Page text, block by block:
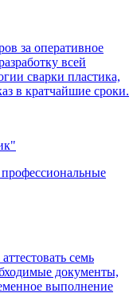
за оперативное
всей
сварки пластика,
в кратчайшие сроки.
семь
документы,
выполнение